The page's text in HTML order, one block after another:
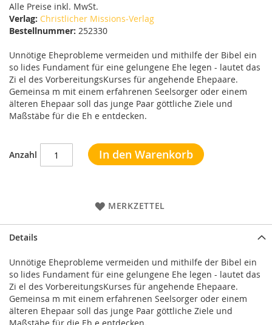
Alle Preise inkl. MwSt.
Verlag: Christlicher Missions-Verlag
Bestellnummer: 252330
Unnötige Eheprobleme vermeiden und mithilfe der Bibel ein
so lides Fundament für eine gelungene Ehe legen - lautet das
Zi el des Vorbereitungs­Kurses für angehende Ehepaare.
Gemeinsa m mit einem erfahrenen Seelsorger oder einem
älteren Ehepaar soll das junge Paar göttliche Ziele und
Maßstäbe für die Eh e entdecken.
Anzahl In den Warenkorb
MERKZETTEL
Details
Unnötige Eheprobleme vermeiden und mithilfe der Bibel ein
so lides Fundament für eine gelungene Ehe legen - lautet das
Zi el des Vorbereitungs­Kurses für angehende Ehepaare.
Gemeinsa m mit einem erfahrenen Seelsorger oder einem
älteren Ehepaar soll das junge Paar göttliche Ziele und